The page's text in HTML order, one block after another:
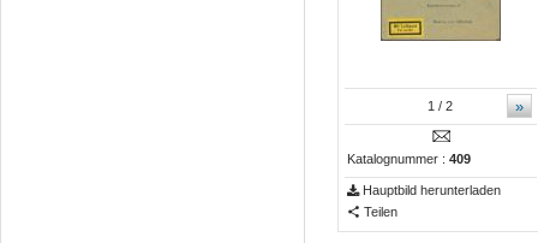
»
1/ 2
Katalognummer : 409
Hauptbild herunterladen
Teilen